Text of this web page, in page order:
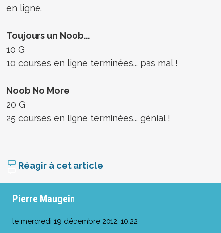
en ligne.
Toujours un Noob...
10 G
10 courses en ligne terminées... pas mal !
Noob No More
20 G
25 courses en ligne terminées... génial !
Réagir à cet article
Pierre Maugein
le mercredi 19 décembre 2012, 10:22